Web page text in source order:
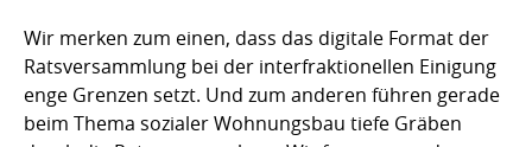
Wir merken zum einen, dass das digitale Format der
Ratsversammlung bei der interfraktionellen Einigung
enge Grenzen setzt. Und zum anderen führen gerade
beim Thema sozialer Wohnungsbau tiefe Gräben